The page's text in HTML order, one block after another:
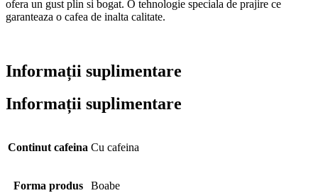
ofera un gust plin si bogat. O tehnologie speciala de prajire ce
garanteaza o cafea de inalta calitate.
Informații suplimentare
Informații suplimentare
Continut cafeina Cu cafeina
Forma produs Boabe